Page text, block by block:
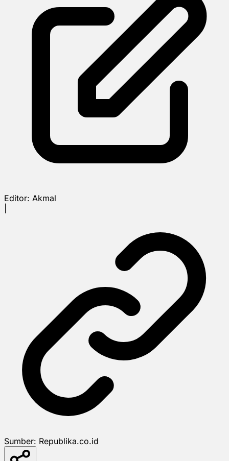
Editor: Akmal
Sumber: Republika.co.id